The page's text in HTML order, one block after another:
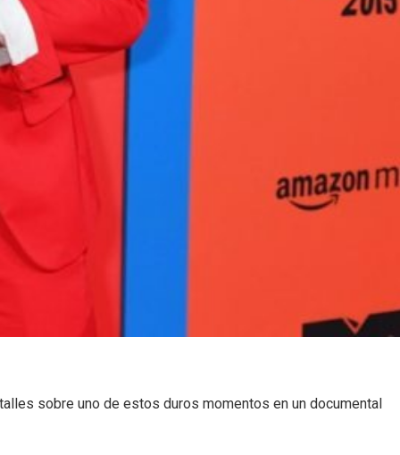
sobre uno de estos duros momentos en un documental